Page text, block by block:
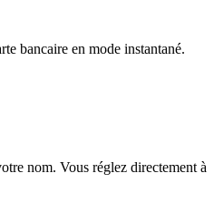
bancaire en mode instantané.
nom. Vous réglez directement à